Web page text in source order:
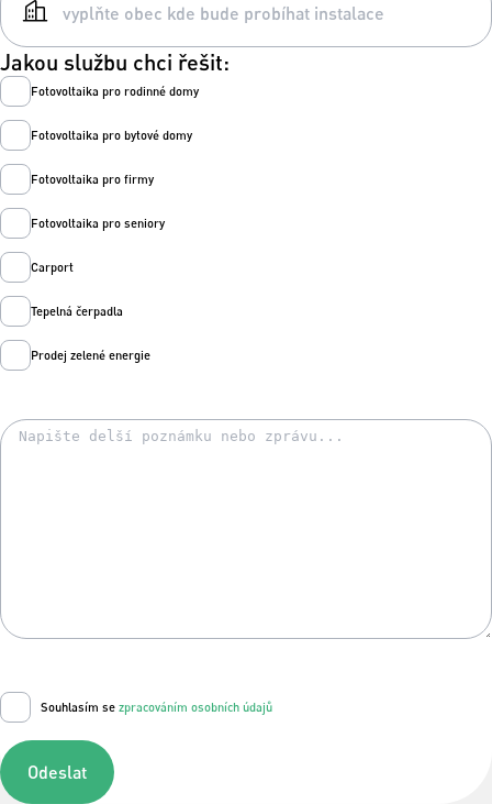
Jakou službu chci řešit:
Fotovoltaika pro rodinné domy
Fotovoltaika pro bytové domy
Fotovoltaika pro firmy
Fotovoltaika pro seniory
Carport
Tepelná čerpadla
Prodej zelené energie
Souhlasím se zpracováním osobních údajů
Odeslat